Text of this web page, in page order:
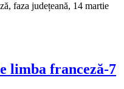
faza județeană, 14 martie
limba franceză-7